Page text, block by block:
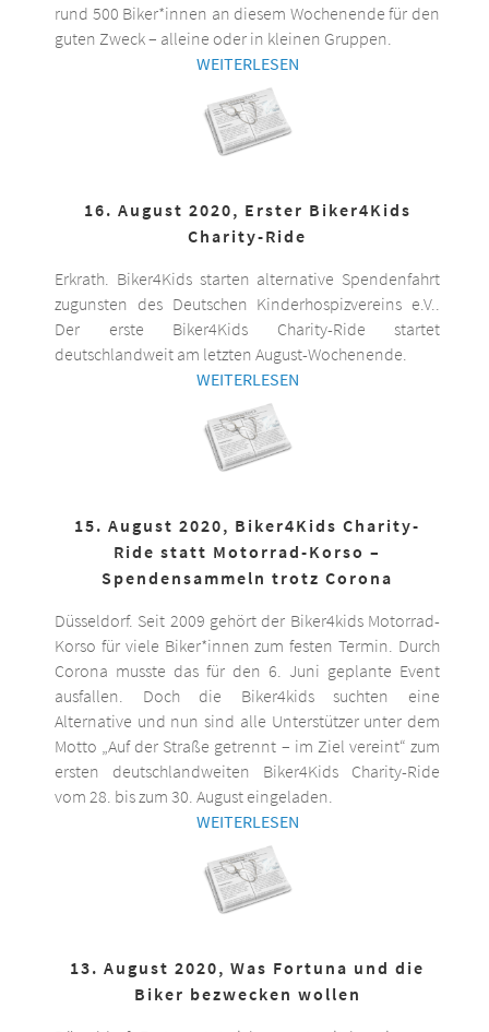
rund 500 Biker*innen an diesem Wochenende für den
guten Zweck – alleine oder in kleinen Gruppen.
WEITERLESEN
16. August 2020, Erster Biker4Kids
Charity-Ride
Erkrath. Biker4Kids starten alternative Spendenfahrt
zugunsten des Deutschen Kinderhospizvereins e.V..
Der erste Biker4Kids Charity-Ride startet
deutschlandweit am letzten August-Wochenende.
WEITERLESEN
15. August 2020, Biker4Kids Charity-
Ride statt Motorrad-Korso –
Spendensammeln trotz Corona
Düsseldorf. Seit 2009 gehört der Biker4kids Motorrad-
Korso für viele Biker*innen zum festen Termin. Durch
Corona musste das für den 6. Juni geplante Event
ausfallen. Doch die Biker4kids suchten eine
Alternative und nun sind alle Unterstützer unter dem
Motto „Auf der Straße getrennt – im Ziel vereint“ zum
ersten deutschlandweiten Biker4Kids Charity-Ride
vom 28. bis zum 30. August eingeladen.
WEITERLESEN
13. August 2020, Was Fortuna und die
Biker bezwecken wollen